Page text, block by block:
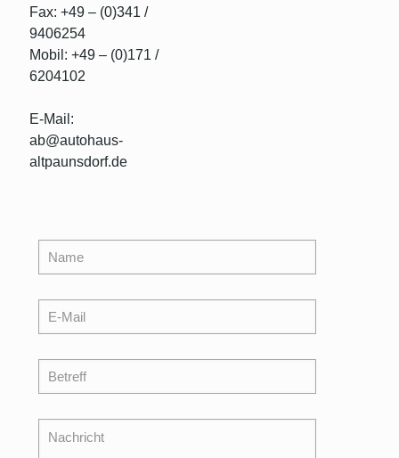
Fax: +49 – (0)341 /
9406254
Mobil: +49 – (0)171 /
6204102
E-Mail:
ab@autohaus-
altpaunsdorf.de